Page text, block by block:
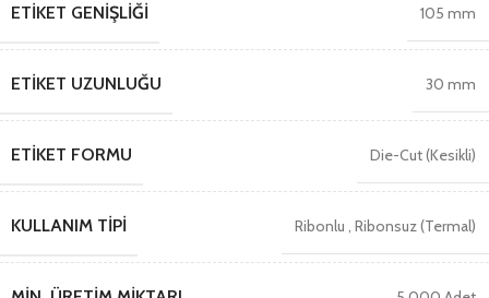
ETIKET GENIŞLIĞI 105 mm
ETIKET UZUNLUĞU 30 mm
ETIKET FORMU Die-Cut (Kesikli)
KULLANIM TIPI Ribonlu Ribonsuz (Termal)